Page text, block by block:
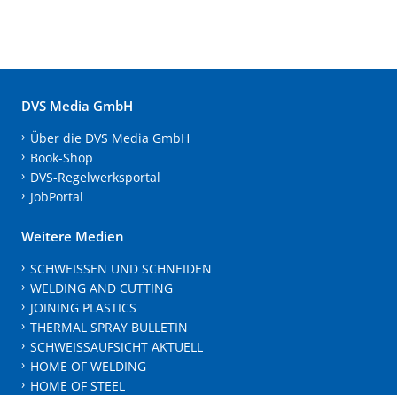
DVS Media GmbH
Über die DVS Media GmbH
Book-Shop
DVS-Regelwerksportal
JobPortal
Weitere Medien
SCHWEISSEN UND SCHNEIDEN
WELDING AND CUTTING
JOINING PLASTICS
THERMAL SPRAY BULLETIN
SCHWEISSAUFSICHT AKTUELL
HOME OF WELDING
HOME OF STEEL